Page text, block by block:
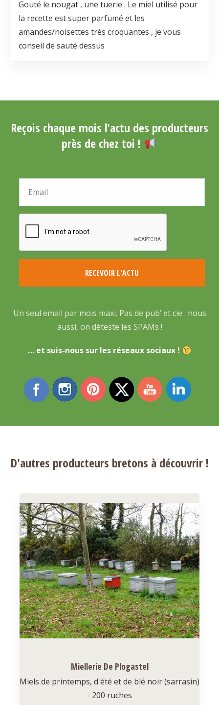
Gouté le nougat , une tuerie . Le miel utilisé pour
la recette est super parfumé et les
amandes/noisettes très croquantes , je vous
conseil de sauté dessus
Reçois chaque mois l'actu des producteurs
près de chez toi !
Un seul email par mois maxi. Pas de pub’ et cie : nous
aussi, on déteste les SPAMs !
… et suis-nous sur les réseaux sociaux !
D'autres producteurs bretons à découvrir !
Miellerie De Plogastel
Miels de printemps, d'été et de blé noir (sarrasin)
- 200 ruches